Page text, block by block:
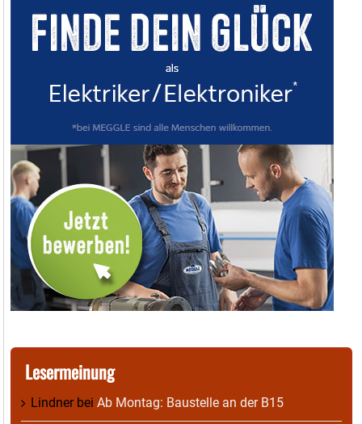
Lesermeinung
Lindnerbei Ab Montag: Baustelle an der B15